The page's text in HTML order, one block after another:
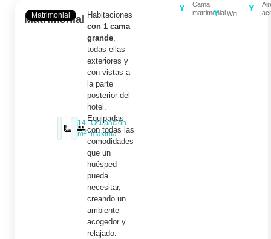
Matrimonial
Matrimonial
14
m2
Ocupación
máxima
Habitaciones
con 1 cama
grande,
todas ellas
exteriores y
con vistas a
la parte
posterior del
hotel.
Equipadas
con todas las
comodidades
que un
huésped
pueda
necesitar,
creando un
ambiente
acogedor y
relajado.
Cama
matrimonial Wifi